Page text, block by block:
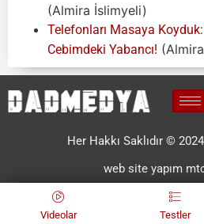
(Almira İslimyeli)
Telefonları Masaya
Cebimdeki Yabancı!
Her Hakkı Saklıdır ©
web site yapım
Videolar Testler